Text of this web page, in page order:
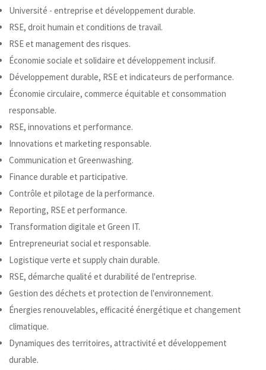
Université - entreprise et développement durable.
RSE, droit humain et conditions de travail.
RSE et management des risques.
Économie sociale et solidaire et développement inclusif.
Développement durable, RSE et indicateurs de performance.
Économie circulaire, commerce équitable et consommation
responsable.
RSE, innovations et performance.
Innovations et marketing responsable.
Communication et Greenwashing.
Finance durable et participative.
Contrôle et pilotage de la performance.
Reporting, RSE et performance.
Transformation digitale et Green IT.
Entrepreneuriat social et responsable.
Logistique verte et supply chain durable.
RSE, démarche qualité et durabilité de l'entreprise.
Gestion des déchets et protection de l'environnement.
Énergies renouvelables, efficacité énergétique et changement
climatique.
Dynamiques des territoires, attractivité et développement
durable.